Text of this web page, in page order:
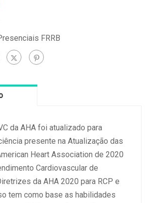
FRRB
da AHA foi atualizado para
presente na Atualização das
Heart Association de 2020
Cardiovascular de
da AHA 2020 para RCP e
tem como base as habilidades